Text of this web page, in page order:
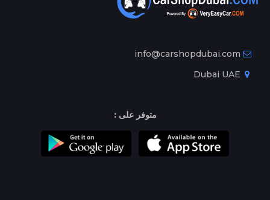
info@carshopdubai.com
متوفر على :